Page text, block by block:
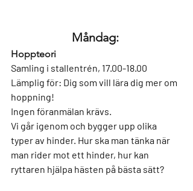
Måndag:
Hoppteori
Samling i stallentrén, 17.00-18.00
Lämplig för: Dig som vill lära dig mer om
hoppning!
Ingen föranmälan krävs.
Vi går igenom och bygger upp olika
typer av hinder. Hur ska man tänka när
man rider mot ett hinder, hur kan
ryttaren hjälpa hästen på bästa sätt?